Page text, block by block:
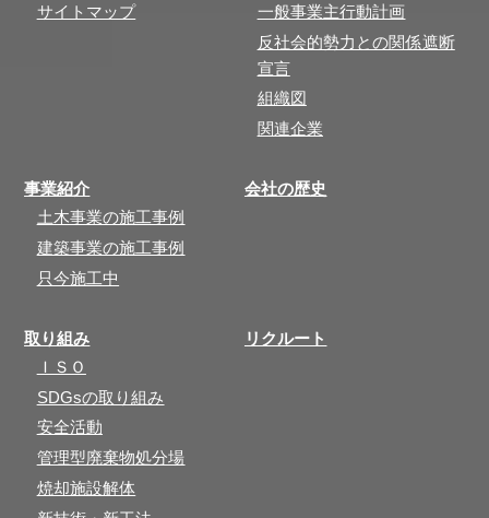
サイトマップ
一般事業主行動計画
反社会的勢力との関係遮断
宣言
組織図
関連企業
事業紹介
土木事業の施工事例
建築事業の施工事例
只今施工中
会社の歴史
取り組み
ＩＳＯ
SDGsの取り組み
安全活動
管理型廃棄物処分場
焼却施設解体
リクルート